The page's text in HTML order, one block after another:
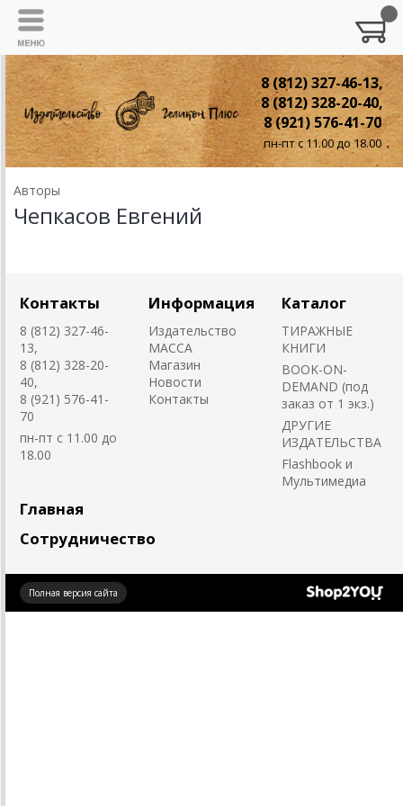
8 (812) 327-46-13,
8 (812) 328-20-40,
8 (921) 576-41-70
пн-пт с 11.00 до 18.00
Авторы
Чепкасов Евгений
Контакты
8 (812) 327-46-
13,
8 (812) 328-20-
40,
8 (921) 576-41-
70
пн-пт с 11.00 до
18.00
Информация
Издательство
MACCA
Магазин
Новости
Контакты
Каталог
ТИРАЖНЫЕ
КНИГИ
BOOK-ON-
DEMAND (под
заказ от 1 экз.)
ДРУГИЕ
ИЗДАТЕЛЬСТВА
Flashbook и
Мультимедиа
Главная
Сотрудничество
Полная версия сайта